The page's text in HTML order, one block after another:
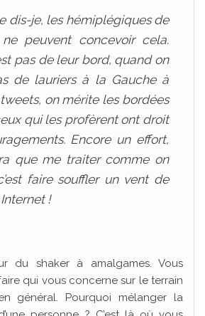
dis-je, les hémiplégiques de
ne peuvent concevoir cela.
pas de leur bord, quand on
de lauriers à la Gauche à
on mérite les bordées
qui les profèrent ont droit
Encore un effort,
que me traiter comme on
faire souffler un vent de
!
du shaker à amalgames. Vous
qui vous concerne sur le terrain
général. Pourquoi mélanger la